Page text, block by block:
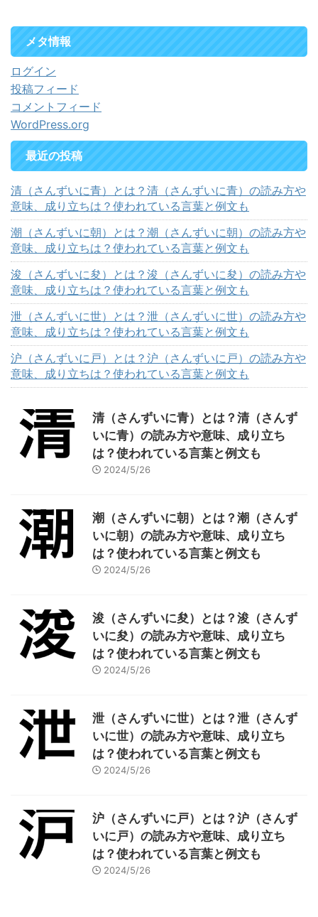
メタ情報
ログイン
投稿フィード
コメントフィード
WordPress.org
最近の投稿
清（さんずいに青）とは？清（さんずいに青）の読み方や
意味、成り立ちは？使われている言葉と例文も
潮（さんずいに朝）とは？潮（さんずいに朝）の読み方や
意味、成り立ちは？使われている言葉と例文も
浚（さんずいに夋）とは？浚（さんずいに夋）の読み方や
意味、成り立ちは？使われている言葉と例文も
泄（さんずいに世）とは？泄（さんずいに世）の読み方や
意味、成り立ちは？使われている言葉と例文も
沪（さんずいに戸）とは？沪（さんずいに戸）の読み方や
意味、成り立ちは？使われている言葉と例文も
清（さんずいに青）とは？清（さんず
いに青）の読み方や意味、成り立ち
は？使われている言葉と例文も
2024/5/26
潮（さんずいに朝）とは？潮（さんず
いに朝）の読み方や意味、成り立ち
は？使われている言葉と例文も
2024/5/26
浚（さんずいに夋）とは？浚（さんず
いに夋）の読み方や意味、成り立ち
は？使われている言葉と例文も
2024/5/26
泄（さんずいに世）とは？泄（さんず
いに世）の読み方や意味、成り立ち
は？使われている言葉と例文も
2024/5/26
沪（さんずいに戸）とは？沪（さんず
いに戸）の読み方や意味、成り立ち
は？使われている言葉と例文も
2024/5/26